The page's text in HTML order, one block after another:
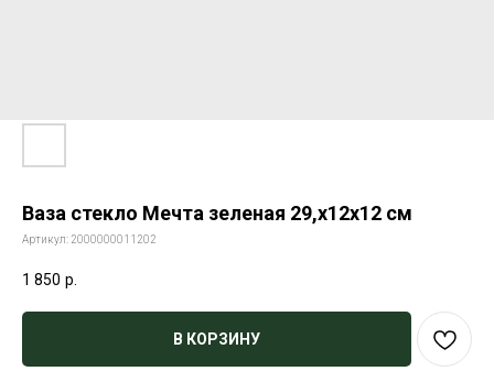
Ваза стекло Мечта зеленая 29,х12х12 см
Артикул: 2000000011202
1 850 р.
В КОРЗИНУ